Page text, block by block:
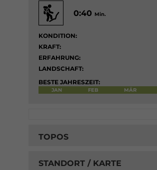
0:40 Min.
KONDITION:
KRAFT:
ERFAHRUNG:
LANDSCHAFT:
BESTE JAHRESZEIT:
JAN FEB MÄR
TOPOS
STANDORT / KARTE